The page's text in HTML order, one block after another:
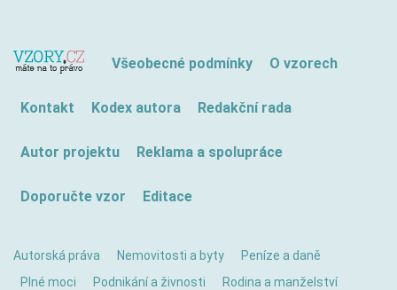
Všeobecné podmínky O vzorech
Kontakt Kodex autora Redakční rada
Autor projektu Reklama a spolupráce
Doporučte vzor Editace
Autorská práva Nemovitosti a byty
Peníze a daně
Plné moci
Podnikání a živnosti
Rodina a manželství